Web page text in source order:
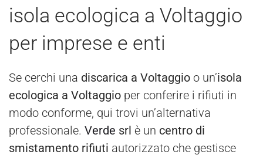
isola ecologica a Voltaggio
per imprese e enti
Se cerchi una discarica a Voltaggio o un’isola
ecologica a Voltaggio per conferire i rifiuti in
modo conforme, qui trovi un’alternativa
professionale. Verde srl è un centro di
smistamento rifiuti autorizzato che gestisce